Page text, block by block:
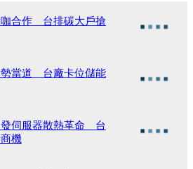
咖合作 台排碳大戶搶
勢當道 台廠卡位儲能
發伺服器散熱革命 台
機